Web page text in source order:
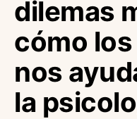
dilemas
cómo
nos
la